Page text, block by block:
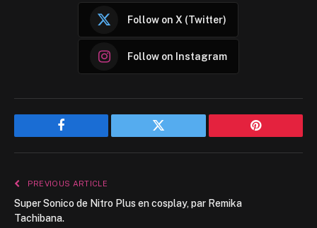
Follow on X (Twitter)
Follow on Instagram
Facebook Twitter Pinterest
PREVIOUS ARTICLE
Super Sonico de Nitro Plus en cosplay, par Remika
Tachibana.